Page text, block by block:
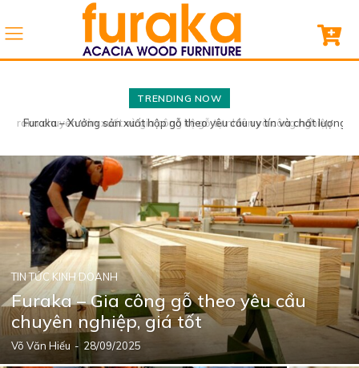
TRENDING NOW
Furaka – Xưởng sản xuất hộp gỗ theo yêu cầu uy tín và chất lượng
TIN TỨC KINH DOANH
Furaka – Gia công gỗ theo yêu cầu
chuyên nghiệp, giá tốt
Võ Văn Hiếu - 28/09/2025